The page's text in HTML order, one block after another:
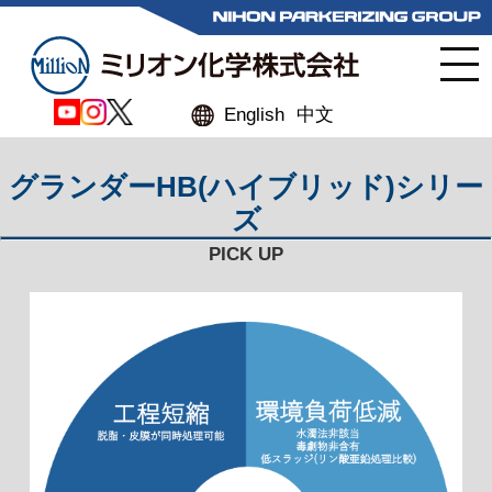
English 中文
グランダーHB(ハイブリッド)シリー
ズ
PICK UP